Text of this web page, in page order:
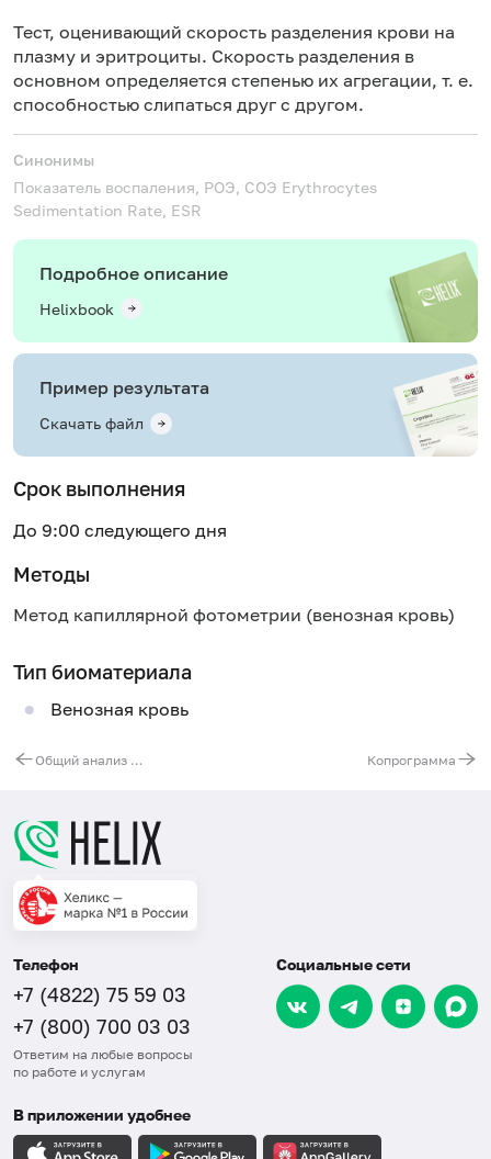
Тест, оценивающий скорость разделения крови на
плазму и эритроциты. Скорость разделения в
основном определяется степенью их агрегации, т. е.
способностью слипаться друг с другом.
Синонимы
Показатель воспаления, РОЭ, СОЭ Erythrocytes
Sedimentation Rate, ESR
Подробное описание
Helixbook
Пример результата
Скачать файл
Срок выполнения
До 9:00 следующего дня
Методы
Метод капиллярной фотометрии (венозная кровь)
Тип биоматериала
Венозная кровь
Общий анализ мочи с микроскопией Копрограмма
Телефон
+7 (4822) 75 59 03
+7 (800) 700 03 03
Ответим на любые вопросы
по работе и услугам
Социальные сети
В приложении удобнее